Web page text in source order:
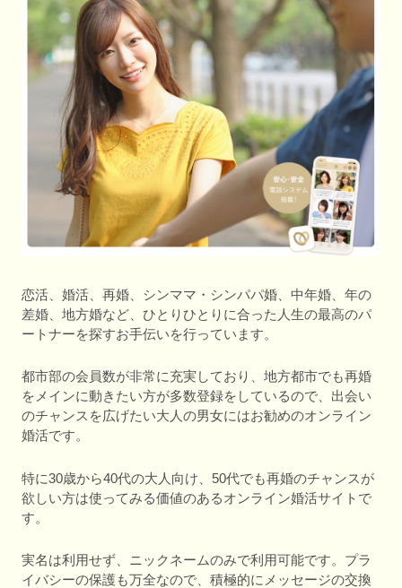
恋活、婚活、再婚、シンママ・シンパパ婚、中年婚、年の
差婚、地方婚など、ひとりひとりに合った人生の最高のパ
ートナーを探すお手伝いを行っています。
都市部の会員数が非常に充実しており、地方都市でも再婚
をメインに動きたい方が多数登録をしているので、出会い
のチャンスを広げたい大人の男女にはお勧めのオンライン
婚活です。
特に30歳から40代の大人向け、50代でも再婚のチャンスが
欲しい方は使ってみる価値のあるオンライン婚活サイトで
す。
実名は利用せず、ニックネームのみで利用可能です。プラ
イバシーの保護も万全なので、積極的にメッセージの交換